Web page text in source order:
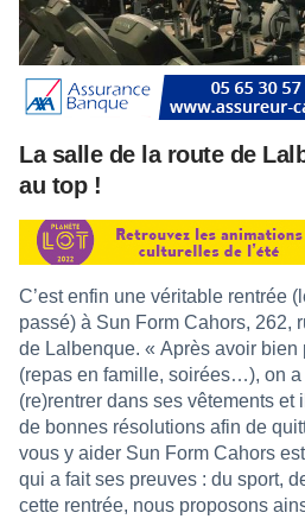
La salle de la route de
au top !
C’est enfin une véritable rentrée
passé) à Sun Form Cahors, 262,
de Lalbenque. « Après avoir bien
(repas en famille, soirées…), on
(re)rentrer dans ses vêtements et
de bonnes résolutions afin de
vous y aider Sun Form Cahors
qui a fait ses preuves : du sport,
cette rentrée, nous proposons